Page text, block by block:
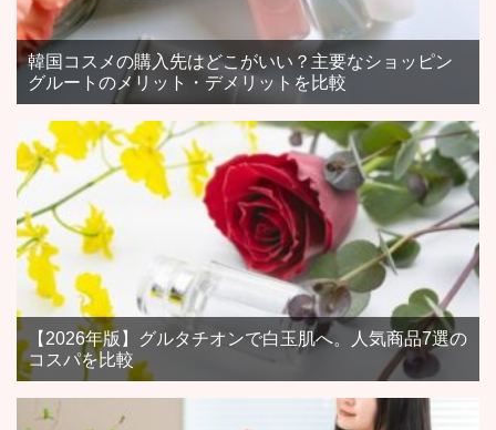
韓国コスメの購入先はどこがいい？主要なショッピン
グルートのメリット・デメリットを比較
【2026年版】グルタチオンで白玉肌へ。人気商品7選の
コスパを比較